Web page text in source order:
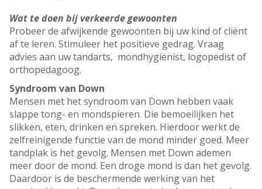
Wat te doen bij verkeerde gewoonten
Probeer de afwijkende gewoonten bij uw kind of cliënt
af te leren. Stimuleer het positieve gedrag. Vraag
advies aan uw tandarts, mondhygiënist, logopedist of
orthopedagoog.
Syndroom van Down
Mensen met het syndroom van Down hebben vaak
slappe tong- en mondspieren. Die bemoeilijken het
slikken, eten, drinken en spreken. Hierdoor werkt de
zelfreinigende functie van de mond minder goed. Meer
tandplak is het gevolg. Mensen met Down ademen
meer door de mond. Een droge mond is dan het gevolg.
Daardoor is de beschermende werking van het